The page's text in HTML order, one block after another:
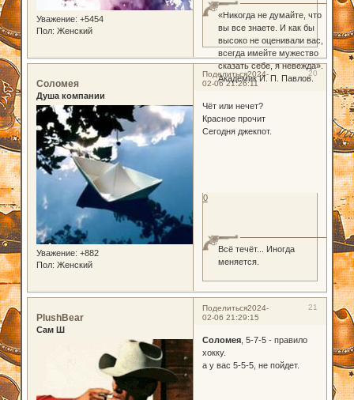
Уважение: +5454
Пол: Женский
«Никогда не думайте, что
вы все знаете. И как бы
высоко не оценивали вас,
всегда имейте мужество
сказать себе, я невежда».
Академик И. П. Павлов.
Поделиться 20
2024-
02-06 21:26:11
Соломея
Душа компании
Уважение: +882
Пол: Женский
Чёт или нечет?
Красное прочит
Сегодня джекпот.
Всё течёт... Иногда
меняется.
0
Поделиться 21
2024-
02-06 21:29:15
PlushBear
Сам Ш
Соломея, 5-7-5 - правило
хокку.
а у вас 5-5-5, не пойдет.